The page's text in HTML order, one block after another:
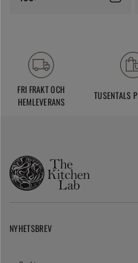
FRI FRAKT OCH
HEMLEVERANS
TUSENTALS
NYHETSBREV